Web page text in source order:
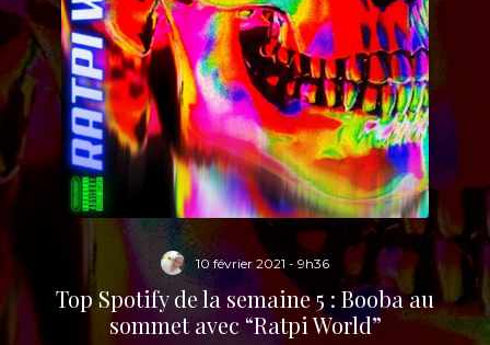
10 février 2021 - 9h36
Top Spotify de la semaine 5 : Booba au
sommet avec “Ratpi World”